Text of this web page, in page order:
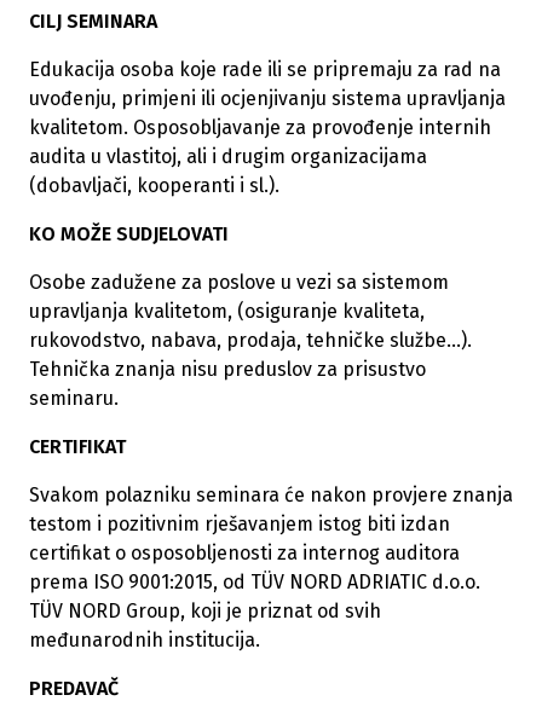
CILJ SEMINARA
Edukacija osoba koje rade ili se pripremaju za rad na
uvođenju, primjeni ili ocjenjivanju sistema upravljanja
kvalitetom. Osposobljavanje za provođenje internih
audita u vlastitoj, ali i drugim organizacijama
(dobavljači, kooperanti i sl.).
KO MOŽE SUDJELOVATI
Osobe zadužene za poslove u vezi sa sistemom
upravljanja kvalitetom, (osiguranje kvaliteta,
rukovodstvo, nabava, prodaja, tehničke službe...).
Tehnička znanja nisu preduslov za prisustvo
seminaru.
CERTIFIKAT
Svakom polazniku seminara će nakon provjere znanja
testom i pozitivnim rješavanjem istog biti izdan
certifikat o osposobljenosti za internog auditora
prema ISO 9001:2015, od TÜV NORD ADRIATIC d.o.o.
TÜV NORD Group, koji je priznat od svih
međunarodnih institucija.
PREDAVAČ